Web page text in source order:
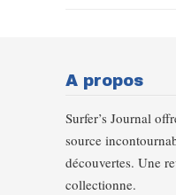
A propos
Surfer’s Journal
source
découvertes. Une
collectionne.